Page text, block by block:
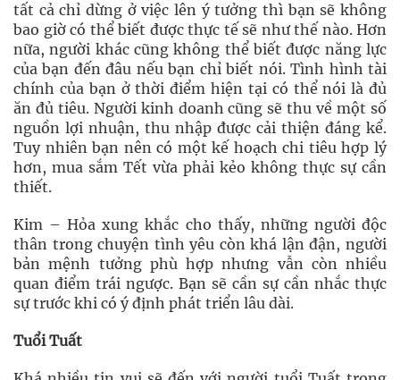
tất cả chỉ dừng ở việc lên ý tưởng thì bạn sẽ không
bao giờ có thể biết được thực tế sẽ như thế nào. Hơn
nữa, người khác cũng không thể biết được năng lực
của bạn đến đâu nếu bạn chỉ biết nói. Tình hình tài
chính của bạn ở thời điểm hiện tại có thể nói là đủ
ăn đủ tiêu. Người kinh doanh cũng sẽ thu về một số
nguồn lợi nhuận, thu nhập được cải thiện đáng kể.
Tuy nhiên bạn nên có một kế hoạch chi tiêu hợp lý
hơn, mua sắm Tết vừa phải kẻo không thực sự cần
thiết.
Kim – Hỏa xung khắc cho thấy, những người độc
thân trong chuyện tình yêu còn khá lận đận, người
bản mệnh tưởng phù hợp nhưng vẫn còn nhiều
quan điểm trái ngược. Bạn sẽ cần sự cần nhắc thực
sự trước khi có ý định phát triển lâu dài.
Tuổi Tuất